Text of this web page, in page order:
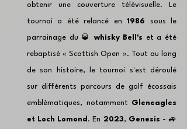
obtenir une couverture télévisuelle. Le
tournoi a été relancé en 1986 sous le
parrainage du 🥃 whisky Bell's et a été
rebaptisé « Scottish Open ». Tout au long
de son histoire, le tournoi s'est déroulé
sur différents parcours de golf écossais
emblématiques, notamment Gleneagles
et Loch Lomond . En 2023, Genesis